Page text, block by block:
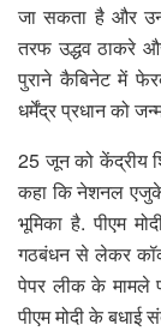
जा सकता है और
तरफ उद्धव ठाकरे
पुराने कैबिनेट में
धर्मेंद्र प्रधान को
25 जून को केंद्रीय
कहा कि नेशनल
भूमिका है. पीएम
गठबंधन से लेकर
पेपर लीक के मामले
पीएम मोदी के